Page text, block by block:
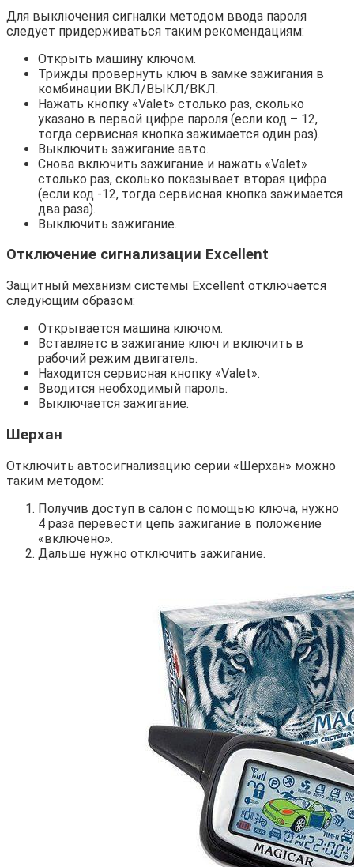
Для выключения сигналки методом ввода пароля
следует придерживаться таким рекомендациям:
Открыть машину ключом.
Трижды провернуть ключ в замке зажигания в
комбинации ВКЛ/ВЫКЛ/ВКЛ.
Нажать кнопку «Valet» столько раз, сколько
указано в первой цифре пароля (если код – 12,
тогда сервисная кнопка зажимается один раз).
Выключить зажигание авто.
Снова включить зажигание и нажать «Valet»
столько раз, сколько показывает вторая цифра
(если код -12, тогда сервисная кнопка зажимается
два раза).
Выключить зажигание.
Отключение сигнализации Excellent
Защитный механизм системы Еxcellent отключается
следующим образом:
Открывается машина ключом.
Вставляетс в зажигание ключ и включить в
рабочий режим двигатель.
Находится сервисная кнопку «Valet».
Вводится необходимый пароль.
Выключается зажигание.
Шерхан
Отключить автосигнализацию серии «Шерхан» можно
таким методом:
Получив доступ в салон с помощью ключа, нужно
4 раза перевести цепь зажигание в положение
«включено».
Дальше нужно отключить зажигание.